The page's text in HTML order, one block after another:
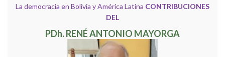
La democracia en Bolivia y América Latina CONTRIBUCIONES
DEL
PDh. RENÉ ANTONIO MAYORGA